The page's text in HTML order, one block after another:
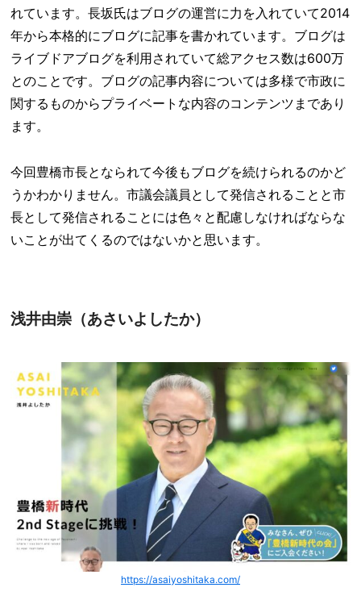
れています。長坂氏はブログの運営に力を入れていて2014
年から本格的にブログに記事を書かれています。ブログは
ライブドアブログを利用されていて総アクセス数は600万
とのことです。ブログの記事内容については多様で市政に
関するものからプライベートな内容のコンテンツまであり
ます。
今回豊橋市長となられて今後もブログを続けられるのかど
うかわかりません。市議会議員として発信されることと市
長として発信されることには色々と配慮しなければならな
いことが出てくるのではないかと思います。
浅井由崇（あさいよしたか）
https://asaiyoshitaka.com/